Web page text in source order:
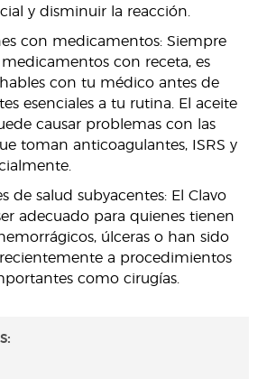
y disminuir la reacción.
con medicamentos: Siempre
con receta, es
con tu médico antes de
esenciales a tu rutina. El aceite
causar problemas con las
toman anticoagulantes, ISRS y
de salud subyacentes: El Clavo
adecuado para quienes tienen
úlceras o han sido
a procedimientos
como cirugías.